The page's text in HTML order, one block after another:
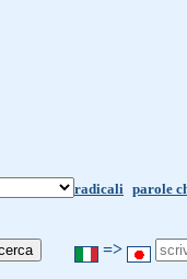
radicali parole
=>